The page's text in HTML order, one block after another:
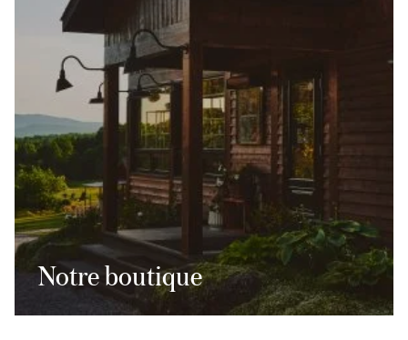
Notre boutique